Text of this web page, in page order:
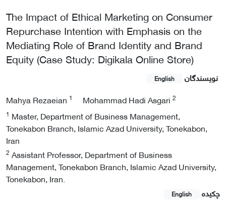
The Impact of Ethical Marketing on Consumer
Repurchase Intention with Emphasis on the
Mediating Role of Brand Identity and Brand
Equity (Case Study: Digikala Online Store)
نویسندگان English
Mahya Rezaeian 1 Mohammad Hadi Asgari 2
1 Master, Department of Business Management,
Tonekabon Branch, Islamic Azad University, Tonekabon,
Iran
2 Assistant Professor, Department of Business
Management, Tonekabon Branch, Islamic Azad University,
Tonekabon, Iran.
چکیده
English